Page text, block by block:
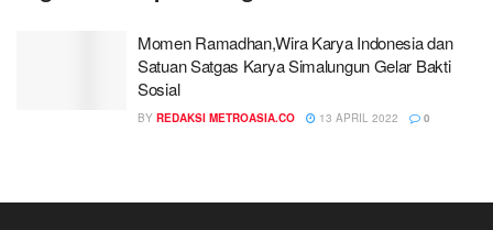
Momen Ramadhan,Wira Karya Indonesia dan
Satuan Satgas Karya Simalungun Gelar Bakti
Sosial
BY REDAKSI METROASIA.CO 13 APRIL 2022 0